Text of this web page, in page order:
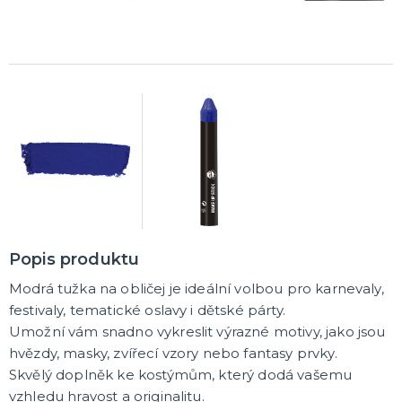
MAKE-UP
Sady líčidel
Olejové a vodou ředitelné barvy
Umělé řasy, tetování a rtěnky
DALŠÍ KATEGORIE
Pro členy rodiny
Pro páry
Hobby a profese
Rozlučka se svobodou
DALŠÍ KATEGORIE
DÁRKY A ŽERTOVNÉ PŘEDMĚTY
Originální dárky
Stolní hry
LICENCOVANÉ PRODUKTY
Popis produktu
Modrá tužka na obličej je ideální volbou pro karnevaly,
festivaly, tematické oslavy i dětské párty.
Umožní vám snadno vykreslit výrazné motivy, jako jsou
hvězdy, masky, zvířecí vzory nebo fantasy prvky.
Skvělý doplněk ke kostýmům, který dodá vašemu
vzhledu hravost a originalitu.